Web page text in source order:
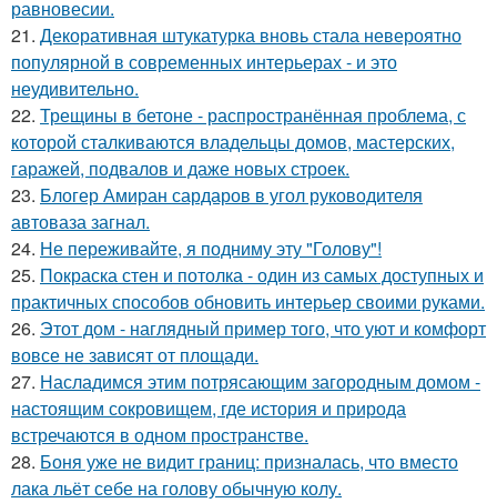
равновесии.
21. Декоративная штукатурка вновь стала невероятно
популярной в современных интерьерах - и это
неудивительно.
22. Трещины в бетоне - распространённая проблема, с
которой сталкиваются владельцы домов, мастерских,
гаражей, подвалов и даже новых строек.
23. Блогер Амиран сардаров в угол руководителя
автоваза загнал.
24. Не переживайте, я подниму эту "Голову"!
25. Покраска стен и потолка - один из самых доступных и
практичных способов обновить интерьер своими руками.
26. Этот дом - наглядный пример того, что уют и комфорт
вовсе не зависят от площади.
27. Насладимся этим потрясающим загородным домом -
настоящим сокровищем, где история и природа
встречаются в одном пространстве.
28. Боня уже не видит границ: призналась, что вместо
лака льёт себе на голову обычную колу.